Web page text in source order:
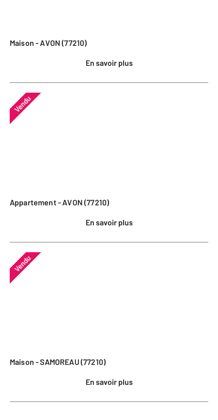
Maison - AVON (77210)
En savoir plus
Vendu
Appartement - AVON (77210)
En savoir plus
Vendu
Maison - SAMOREAU (77210)
En savoir plus